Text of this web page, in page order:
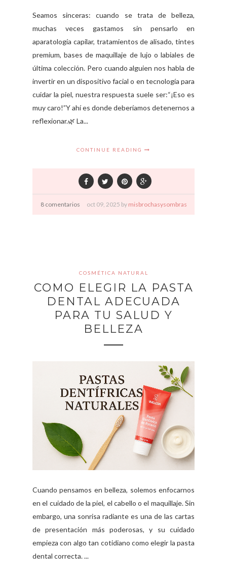
Seamos sinceras: cuando se trata de belleza,
muchas veces gastamos sin pensarlo en
aparatología capilar, tratamientos de alisado, tintes
premium, bases de maquillaje de lujo o labiales de
última colección. Pero cuando alguien nos habla de
invertir en un dispositivo facial o en tecnología para
cuidar la piel, nuestra respuesta suele ser:“¡Eso es
muy caro!”Y ahí es donde deberíamos detenernos a
reflexionar.🌿 La...
CONTINUE READING
8 comentarios oct 09, 2025 by misbrochasysombras
COSMÉTICA NATURAL
COMO ELEGIR LA PASTA
DENTAL ADECUADA
PARA TU SALUD Y
BELLEZA
Cuando pensamos en belleza, solemos enfocarnos
en el cuidado de la piel, el cabello o el maquillaje. Sin
embargo, una sonrisa radiante es una de las cartas
de presentación más poderosas, y su cuidado
empieza con algo tan cotidiano como elegir la pasta
dental correcta. ...